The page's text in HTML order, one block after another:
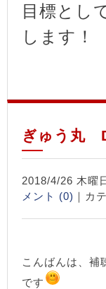
目標とし
します！
ぎゅう丸
2018/4/26 木曜
メント (0) ｜カ
こんばんは、補
です